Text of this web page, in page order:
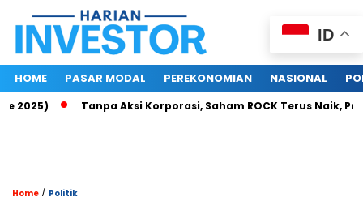
HOME PASAR MODAL PEREKONOMIAN NASIONAL
Tanpa Aksi Korporasi, Saham ROCK Terus Naik,
Home / Politik
ID